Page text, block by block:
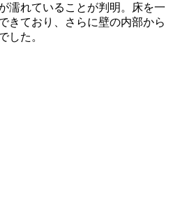
濡れていることが判明。床を一
きており、さらに壁の内部から
した。